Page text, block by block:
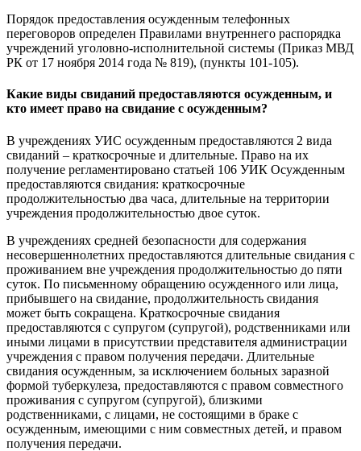
Порядок предоставления осужденным телефонных
переговоров определен Правилами внутреннего распорядка
учреждений уголовно-исполнительной системы (Приказ МВД
РК от 17 ноября 2014 года № 819), (пункты 101-105).
Какие виды свиданий предоставляются осужденным, и
кто имеет право на свидание с осужденным?
В учреждениях УИС осужденным предоставляются 2 вида
свиданий – краткосрочные и длительные. Право на их
получение регламентировано статьей 106 УИК Осужденным
предоставляются свидания: краткосрочные
продолжительностью два часа, длительные на территории
учреждения продолжительностью двое суток.
В учреждениях средней безопасности для содержания
несовершеннолетних предоставляются длительные свидания с
проживанием вне учреждения продолжительностью до пяти
суток. По письменному обращению осужденного или лица,
прибывшего на свидание, продолжительность свидания
может быть сокращена. Краткосрочные свидания
предоставляются с супругом (супругой), родственниками или
иными лицами в присутствии представителя администрации
учреждения с правом получения передачи. Длительные
свидания осужденным, за исключением больных заразной
формой туберкулеза, предоставляются с правом совместного
проживания с супругом (супругой), близкими
родственниками, с лицами, не состоящими в браке с
осужденным, имеющими с ним совместных детей, и правом
получения передачи.